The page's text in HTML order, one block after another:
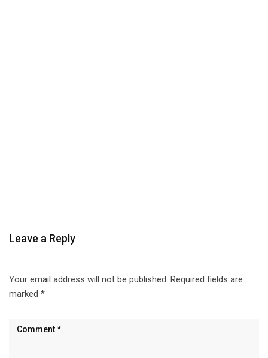
Leave a Reply
Your email address will not be published. Required fields are
marked *